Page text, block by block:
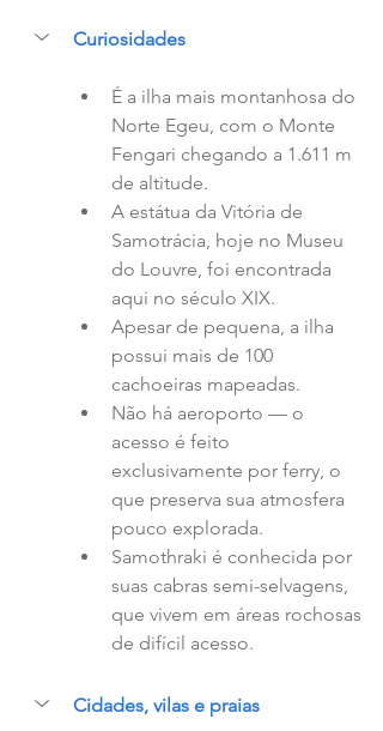
Curiosidades
É a ilha mais montanhosa do
Norte Egeu, com o Monte
Fengari chegando a 1.611 m
de altitude.
A estátua da Vitória de
Samotrácia, hoje no Museu
do Louvre, foi encontrada
aqui no século XIX.
Apesar de pequena, a ilha
possui mais de 100
cachoeiras mapeadas.
Não há aeroporto — o
acesso é feito
exclusivamente por ferry, o
que preserva sua atmosfera
pouco explorada.
Samothraki é conhecida por
suas cabras semi-selvagens,
que vivem em áreas rochosas
de difícil acesso.
Cidades, vilas e praias